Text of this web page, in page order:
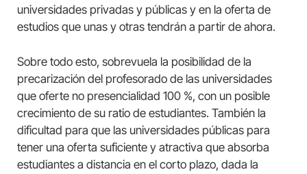
universidades privadas y públicas y en la oferta de
estudios que unas y otras tendrán a partir de ahora.
Sobre todo esto, sobrevuela la posibilidad de la
precarización del profesorado de las universidades
que oferte no presencialidad 100 %, con un posible
crecimiento de su ratio de estudiantes. También la
dificultad para que las universidades públicas para
tener una oferta suficiente y atractiva que absorba
estudiantes a distancia en el corto plazo, dada la